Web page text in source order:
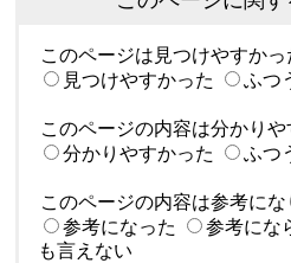
このページは見つけやすかっ
見つけやすかった
ふつ
このページの内容は分かりや
分かりやすかった
ふつ
このページの内容は参考にな
参考になった
参考にな
も言えない